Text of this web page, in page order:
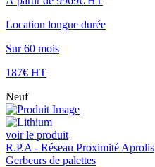
Location longue durée
Sur 60 mois
187€ HT
Neuf
voir le produit
R.P.A - Réseau Proximité Aprolis
Gerbeurs de palettes